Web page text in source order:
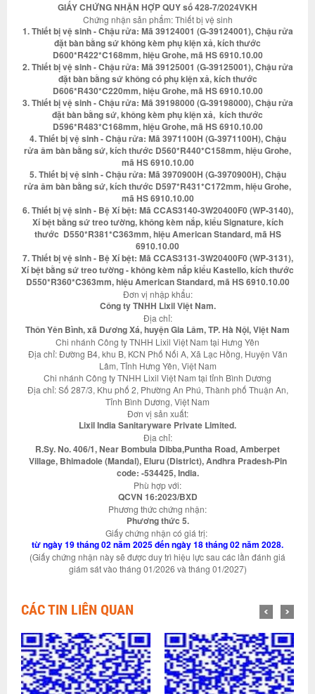
GIẤY CHỨNG NHẬN HỢP QUY số 428-7/2024VKH
Chứng nhận sản phẩm: Thiết bị vệ sinh
1. Thiết bị vệ sinh - Chậu rửa: Mã 39124001 (G-39124001), Chậu rửa
đặt bàn bằng sứ không kèm phụ kiện xả, kích thước
D600*R422*C168mm, hiệu Grohe, mã HS 6910.10.00
2. Thiết bị vệ sinh - Chậu rửa: Mã 39125001 (G-39125001), Chậu rửa
đặt bàn bằng sứ không có phụ kiện xả, kích thước
D606*R430*C220mm, hiệu Grohe, mã HS 6910.10.00
3. Thiết bị vệ sinh - Chậu rửa: Mã 39198000 (G-39198000), Chậu rửa
đặt bàn bằng sứ, không kèm phụ kiện xả, kích thước
D596*R483*C168mm, hiệu Grohe, mã HS 6910.10.00
4. Thiết bị vệ sinh - Chậu rửa: Mã 3971100H (G-3971100H), Chậu
rửa âm bàn bằng sứ, kích thước D560*R440*C158mm, hiệu Grohe,
mã HS 6910.10.00
5. Thiết bị vệ sinh - Chậu rửa: Mã 3970900H (G-3970900H), Chậu
rửa âm bàn bằng sứ, kích thước D597*R431*C172mm, hiệu Grohe,
mã HS 6910.10.00
6. Thiết bị vệ sinh - Bệ Xí bệt: Mã CCAS3140-3W20400F0 (WP-3140),
Xí bệt bằng sứ treo tường, không kèm nắp, kiểu Signature, kích
thước D550*R381*C363mm, hiệu American Standard, mã HS
6910.10.00
7. Thiết bị vệ sinh - Bệ Xí bệt: Mã CCAS3131-3W20400F0 (WP-3131),
Xí bệt bằng sứ treo tường - không kèm nắp kiểu Kastello, kích thước
D550*R360*C363mm, hiệu American Standard, mã HS 6910.10.00
Đơn vị nhập khẩu:
Công ty TNHH Lixil Việt Nam.
Địa chỉ:
Thôn Yên Bình, xã Dương Xá, huyện Gia Lâm, TP. Hà Nội, Việt Nam
Chi nhánh Công ty TNHH Lixil Việt Nam tại Hưng Yên
Địa chỉ: Đường B4, khu B, KCN Phố Nối A, Xã Lạc Hồng, Huyện Văn
Lâm, Tỉnh Hưng Yên, Việt Nam
Chi nhánh Công ty TNHH Lixil Việt Nam tại tỉnh Bình Dương
Địa chỉ: Số 287/3, Khu phố 2, Phường An Phú, Thành phố Thuận An,
Tỉnh Bình Dương, Việt Nam
Đơn vị sản xuất:
Lixil India Sanitaryware Private Limited.
Địa chỉ:
R.Sy. No. 406/1, Near Bombula Dibba,Puntha Road, Amberpet
Village, Bhimadole (Mandal), Eluru (District), Andhra Pradesh-Pin
code: -534425, India.
Phù hợp với:
QCVN 16:2023/BXD
Phương thức chứng nhận:
Phương thức 5.
Giấy chứng nhận có giá trị:
từ ngày 19 tháng 02 năm 2025 đến ngày 18 tháng 02 năm 2028.
(Giấy chứng nhận này sẽ được duy trì hiệu lực sau các lần đánh giá
giám sát vào tháng 01/2026 và tháng 01/2027)
CÁC TIN LIÊN QUAN